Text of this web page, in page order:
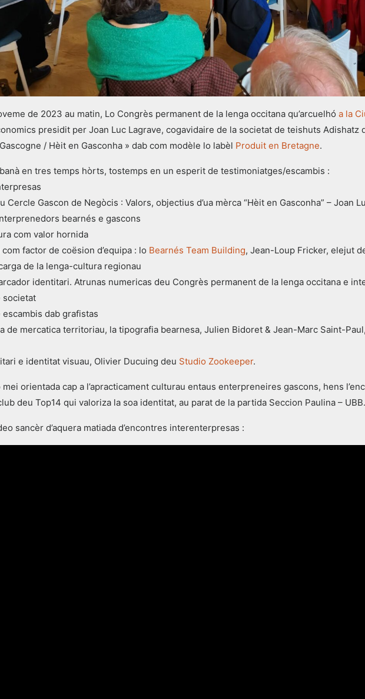
de 2023 au matin, Lo Congrès permanent de la lenga occitana qu’arcuelhó a la
presidit per Joan Luc Lagrave, cogavidaire de la societat de teishuts Adishatz
/ Hèit en Gasconha » dab com modèle lo labèl Produit en Bretagne.
en tres temps hòrts, tostemps en un esperit de testimoniatges/escambis :
Cercle Gascon de Negòcis : Valors, objectius d’ua mèrca “Hèit en Gasconha” – Joan
bearnés e gascons
com valor hornida
factor de coësion d’equipa : lo Bearnés Team Building, Jean-Loup Fricker, elejut
de la lenga-cultura regionau
identitari. Atrunas numericas deu Congrès permanent de la lenga occitana e
societat
dab grafistas
de mercatica territoriau, la tipografia bearnesa, Julien Bidoret & Jean-Marc Saint-Paul,
e identitat visuau, Olivier Ducuing deu Studio Zookeeper.
mei orientada cap a l’apracticament culturau entaus enterpreneires gascons, hens
deu Top14 qui valoriza la soa identitat, au parat de la partida Seccion Paulina – UBB.
sancèr d’aquera matiada d’encontres interenterpresas :